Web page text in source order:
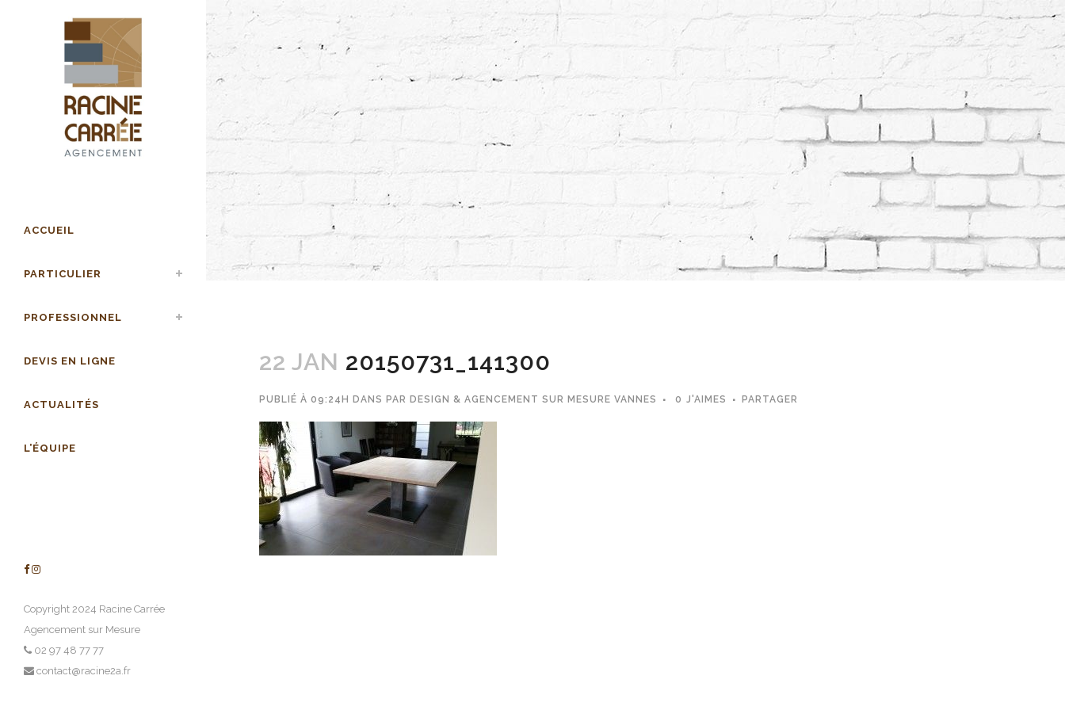
ACCUEIL
PARTICULIER
PROFESSIONNEL
DEVIS EN LIGNE
ACTUALITÉS
L’ÉQUIPE
Copyright 2024 Racine Carrée
Agencement sur Mesure
02 97 48 77 77
contact@racine2a.fr
22 JAN 20150731_141300
PUBLIÉ À 09:24H DANS PAR DESIGN & AGENCEMENT SUR MESURE VANNES 0 J'AIMES PARTAGER